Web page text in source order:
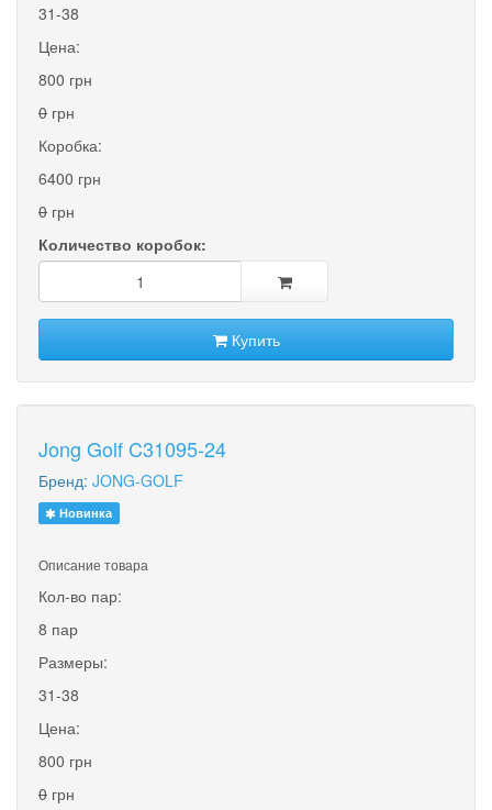
31-38
Цена:
800 грн
0 грн
Коробка:
6400 грн
0 грн
Количество коробок:
Купить
Jong Golf C31095-24
Бренд: JONG-GOLF
Новинка
Описание товара
Кол-во пар:
8 пар
Размеры:
31-38
Цена:
800 грн
0 грн